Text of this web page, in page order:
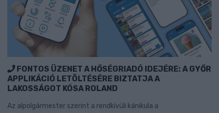
FONTOS ÜZENET A HŐSÉGRIADÓ IDEJÉRE: A GYŐR
APPLIKÁCIÓ LETÖLTÉSÉRE BIZTATJA A
LAKOSSÁGOT KÓSA ROLAND
Az alpolgármester szerint a rendkívüli kánikula a